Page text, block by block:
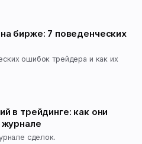
бирже: 7 поведенческих
ошибок трейдера и как их
в трейдинге: как они
сделок.